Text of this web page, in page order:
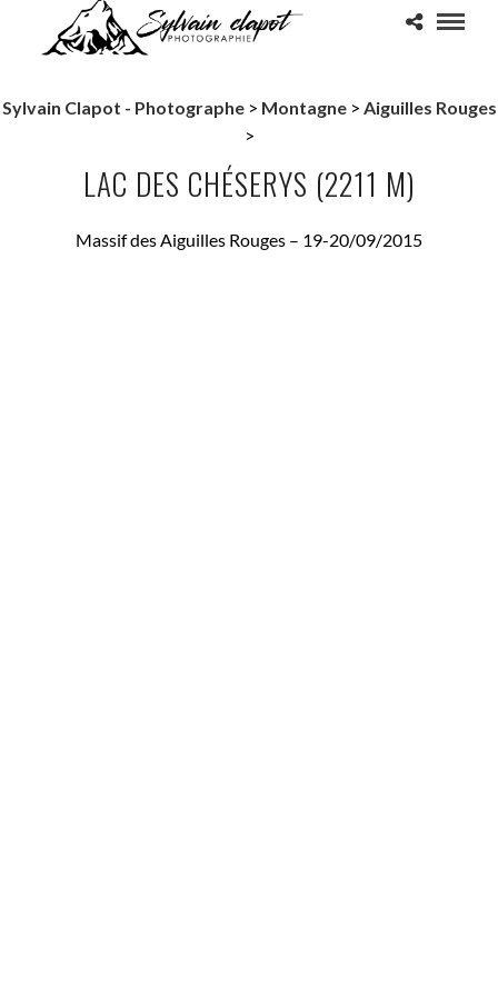
Sylvain Clapot - Photographe> Montagne> Aiguilles Rouges
>
LAC DES CHÉSERYS (2211 M)
Massif des Aiguilles Rouges – 19-20/09/2015